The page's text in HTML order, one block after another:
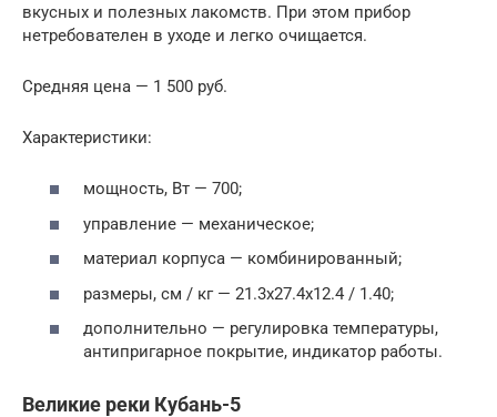
вкусных и полезных лакомств. При этом прибор
нетребователен в уходе и легко очищается.
Средняя цена — 1 500 руб.
Характеристики:
мощность, Вт — 700;
управление — механическое;
материал корпуса — комбинированный;
размеры, см / кг — 21.3х27.4х12.4 / 1.40;
дополнительно — регулировка температуры,
антипригарное покрытие, индикатор работы.
Великие реки Кубань-5